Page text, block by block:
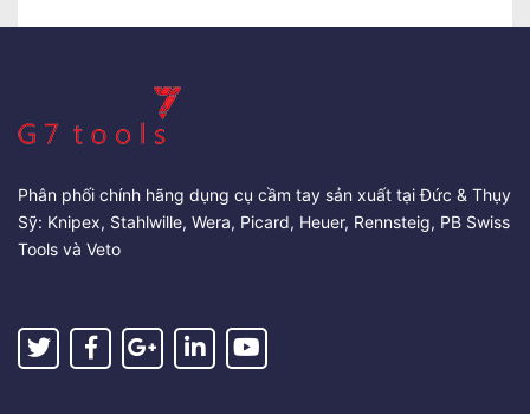
Phân phối chính hãng dụng cụ cầm tay sản xuất tại Đức & Thụy
Sỹ: Knipex, Stahlwille, Wera, Picard, Heuer, Rennsteig, PB Swiss
Tools và Veto